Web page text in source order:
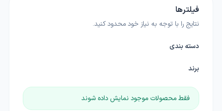
فیلترها
نتایج را با توجه به نیاز خود محدود کنید.
دسته بندی
برند
فقط محصولات موجود نمایش داده شوند